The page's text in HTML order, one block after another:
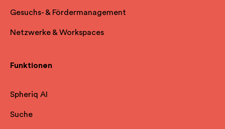
Gesuchs- & Fördermanagement
Netzwerke & Workspaces
Funktionen
Spheriq AI
Suche